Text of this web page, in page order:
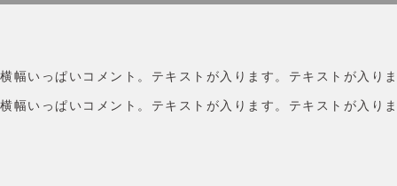
横幅いっぱいコメント。テキストが入ります。テキストが入り
横幅いっぱいコメント。テキストが入ります。テキストが入り